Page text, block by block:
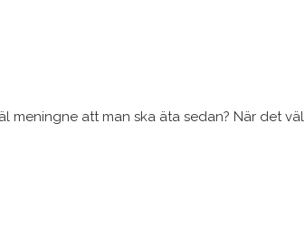
meningne att man ska äta sedan? När det väl